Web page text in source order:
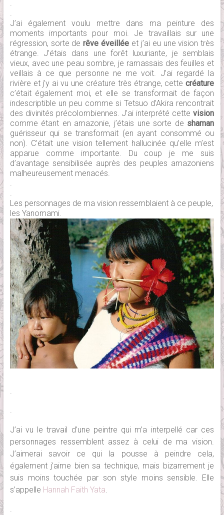
J’ai également voulu mettre dans ma peinture des
moments importants pour moi. Je travaillais sur une
régression, sorte derêve éveillée et j’ai eu une vision très
étrange. J’étais dans une forêt luxuriante, je semblais
vieux, avec une peau sombre, je ramassais des feuilles et
veillais à ce que personne ne me voit. J’ai regardé la
rivière et j’y ai vu une créature très étrange, cettecréature
c’était également moi, et elle se transformait de façon
indescriptible un peu comme si Tetsuo d’Akira rencontrait
des divinités précolombiennes. J’ai interprété cettevision
comme étant en amazonie, j’étais une sorte de shaman
guérisseur qui se transformait (en ayant consommé ou
non). C’était une vision tellement hallucinée qu’elle m’est
apparue comme importante. Du coup je me suis
d’avantage sensibilisée auprès des peuples amazoniens
malheureusement menacés.
Les personnages de ma vision ressemblaient à ce peuple,
les Yanomami.
.
.
J’ai vu le travail d’une peintre qui m’a interpellé car ces
personnages ressemblent assez à celui de ma vision.
J’aimerai savoir ce qui la pousse à peindre cela,
également j’aime bien sa technique, mais bizarrement je
suis moins touchée par son style moins sensible. Elle
s’appelle Hannah Faith Yata.
.